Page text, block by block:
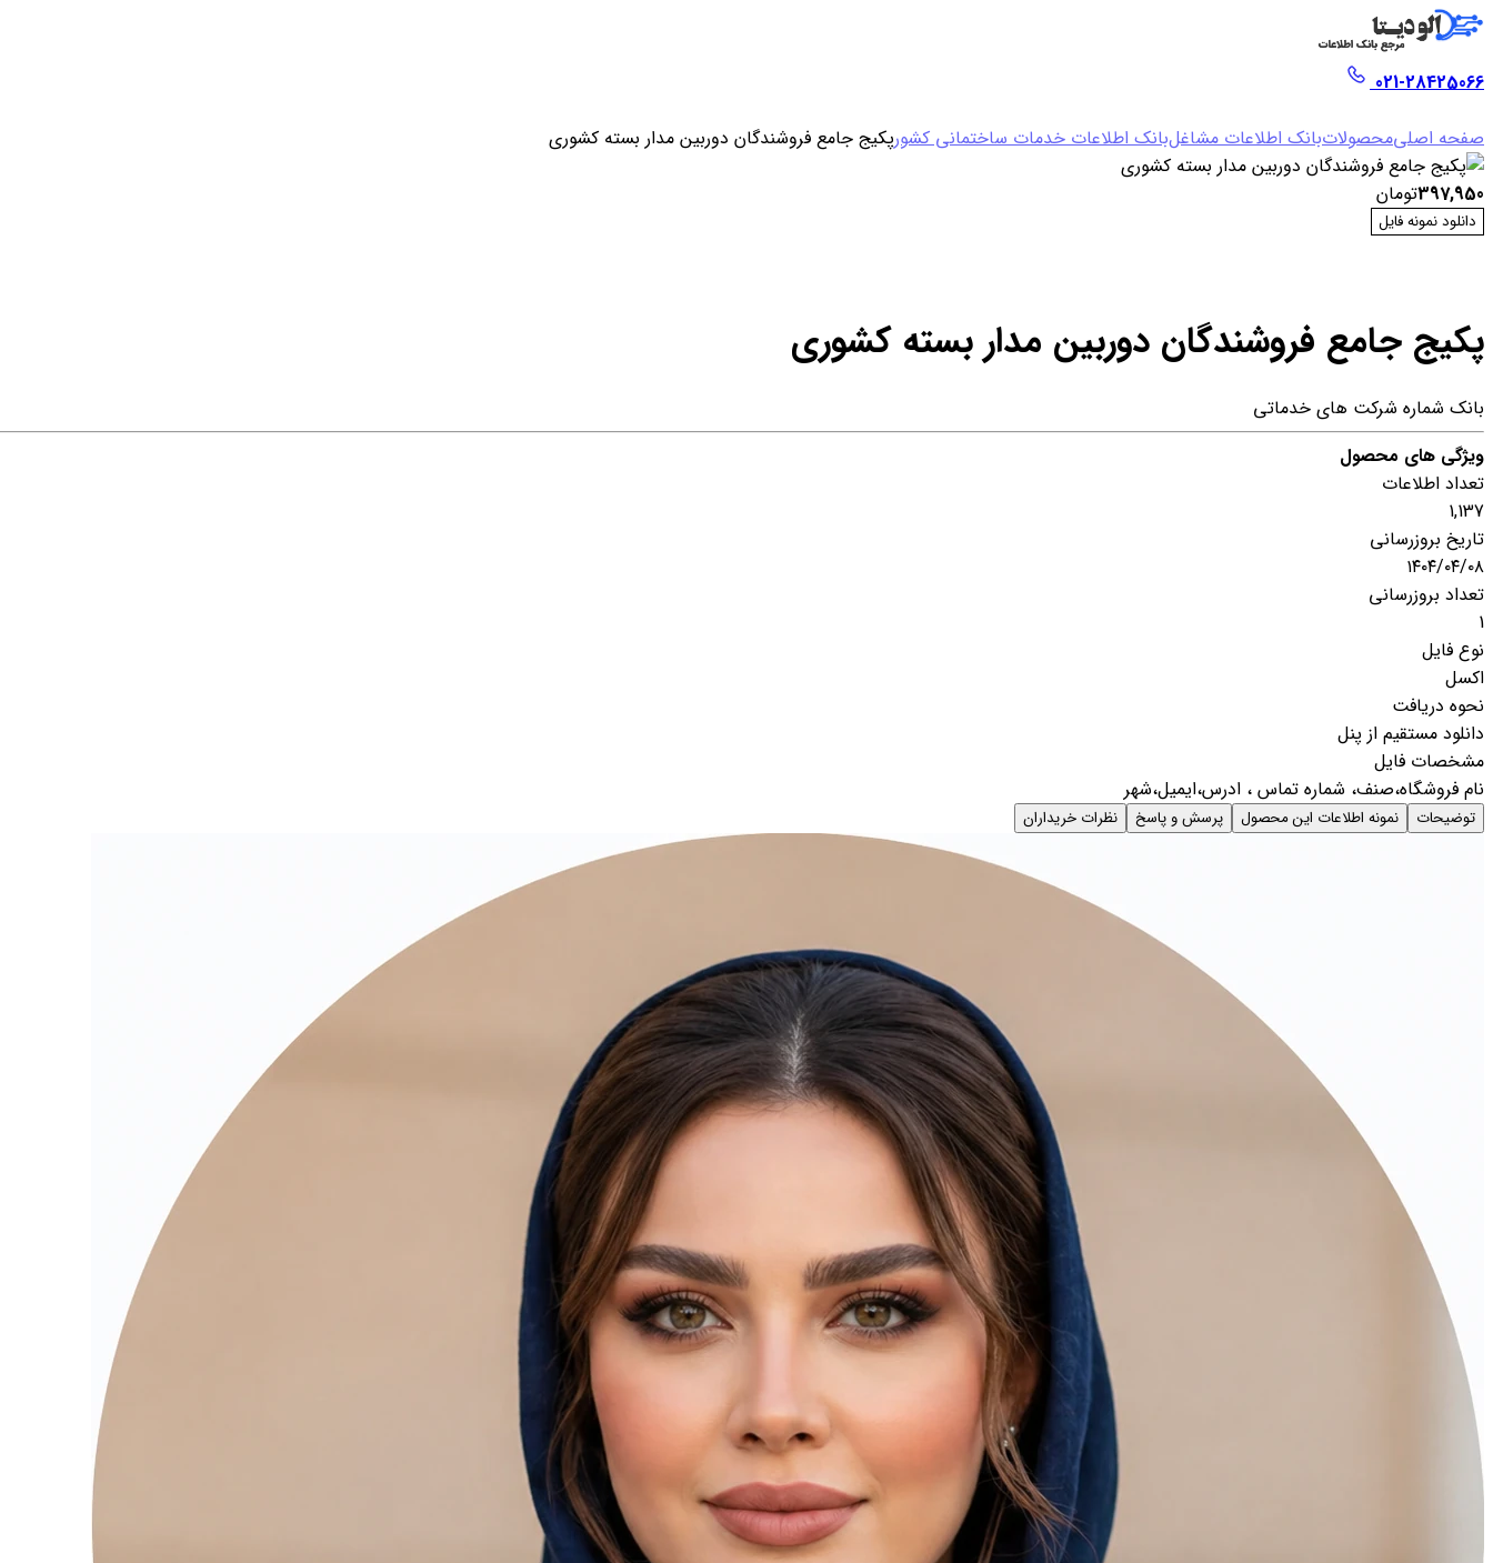
021-28425066
صفحه اصلیمحصولاتبانک اطلاعات مشاغلبانک اطلاعات خدمات ساختمانی کشورپکیج جامع فروشندگان دوربین مدار بسته کشوری
397,950تومان
دانلود نمونه فایل
پکیج جامع فروشندگان دوربین مدار بسته کشوری
بانک شماره شرکت های خدماتی
ویژگی های محصول
تعداد اطلاعات
1,137
تاریخ بروزرسانی
۱۴۰۴/۰۴/۰۸
تعداد بروزرسانی
1
نوع فایل
اکسل
نحوه دریافت
دانلود مستقیم از پنل
مشخصات فایل
نام فروشگاه،صنف، شماره تماس ، ادرس،ایمیل،شهر
توضیحات نمونه اطلاعات این محصول پرسش و پاسخ نظرات خریداران